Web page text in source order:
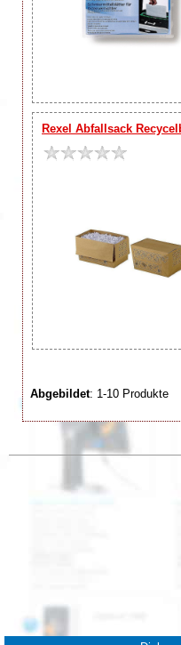
Rexel Abfallsack
Abgebildet: 1-10 Produkte